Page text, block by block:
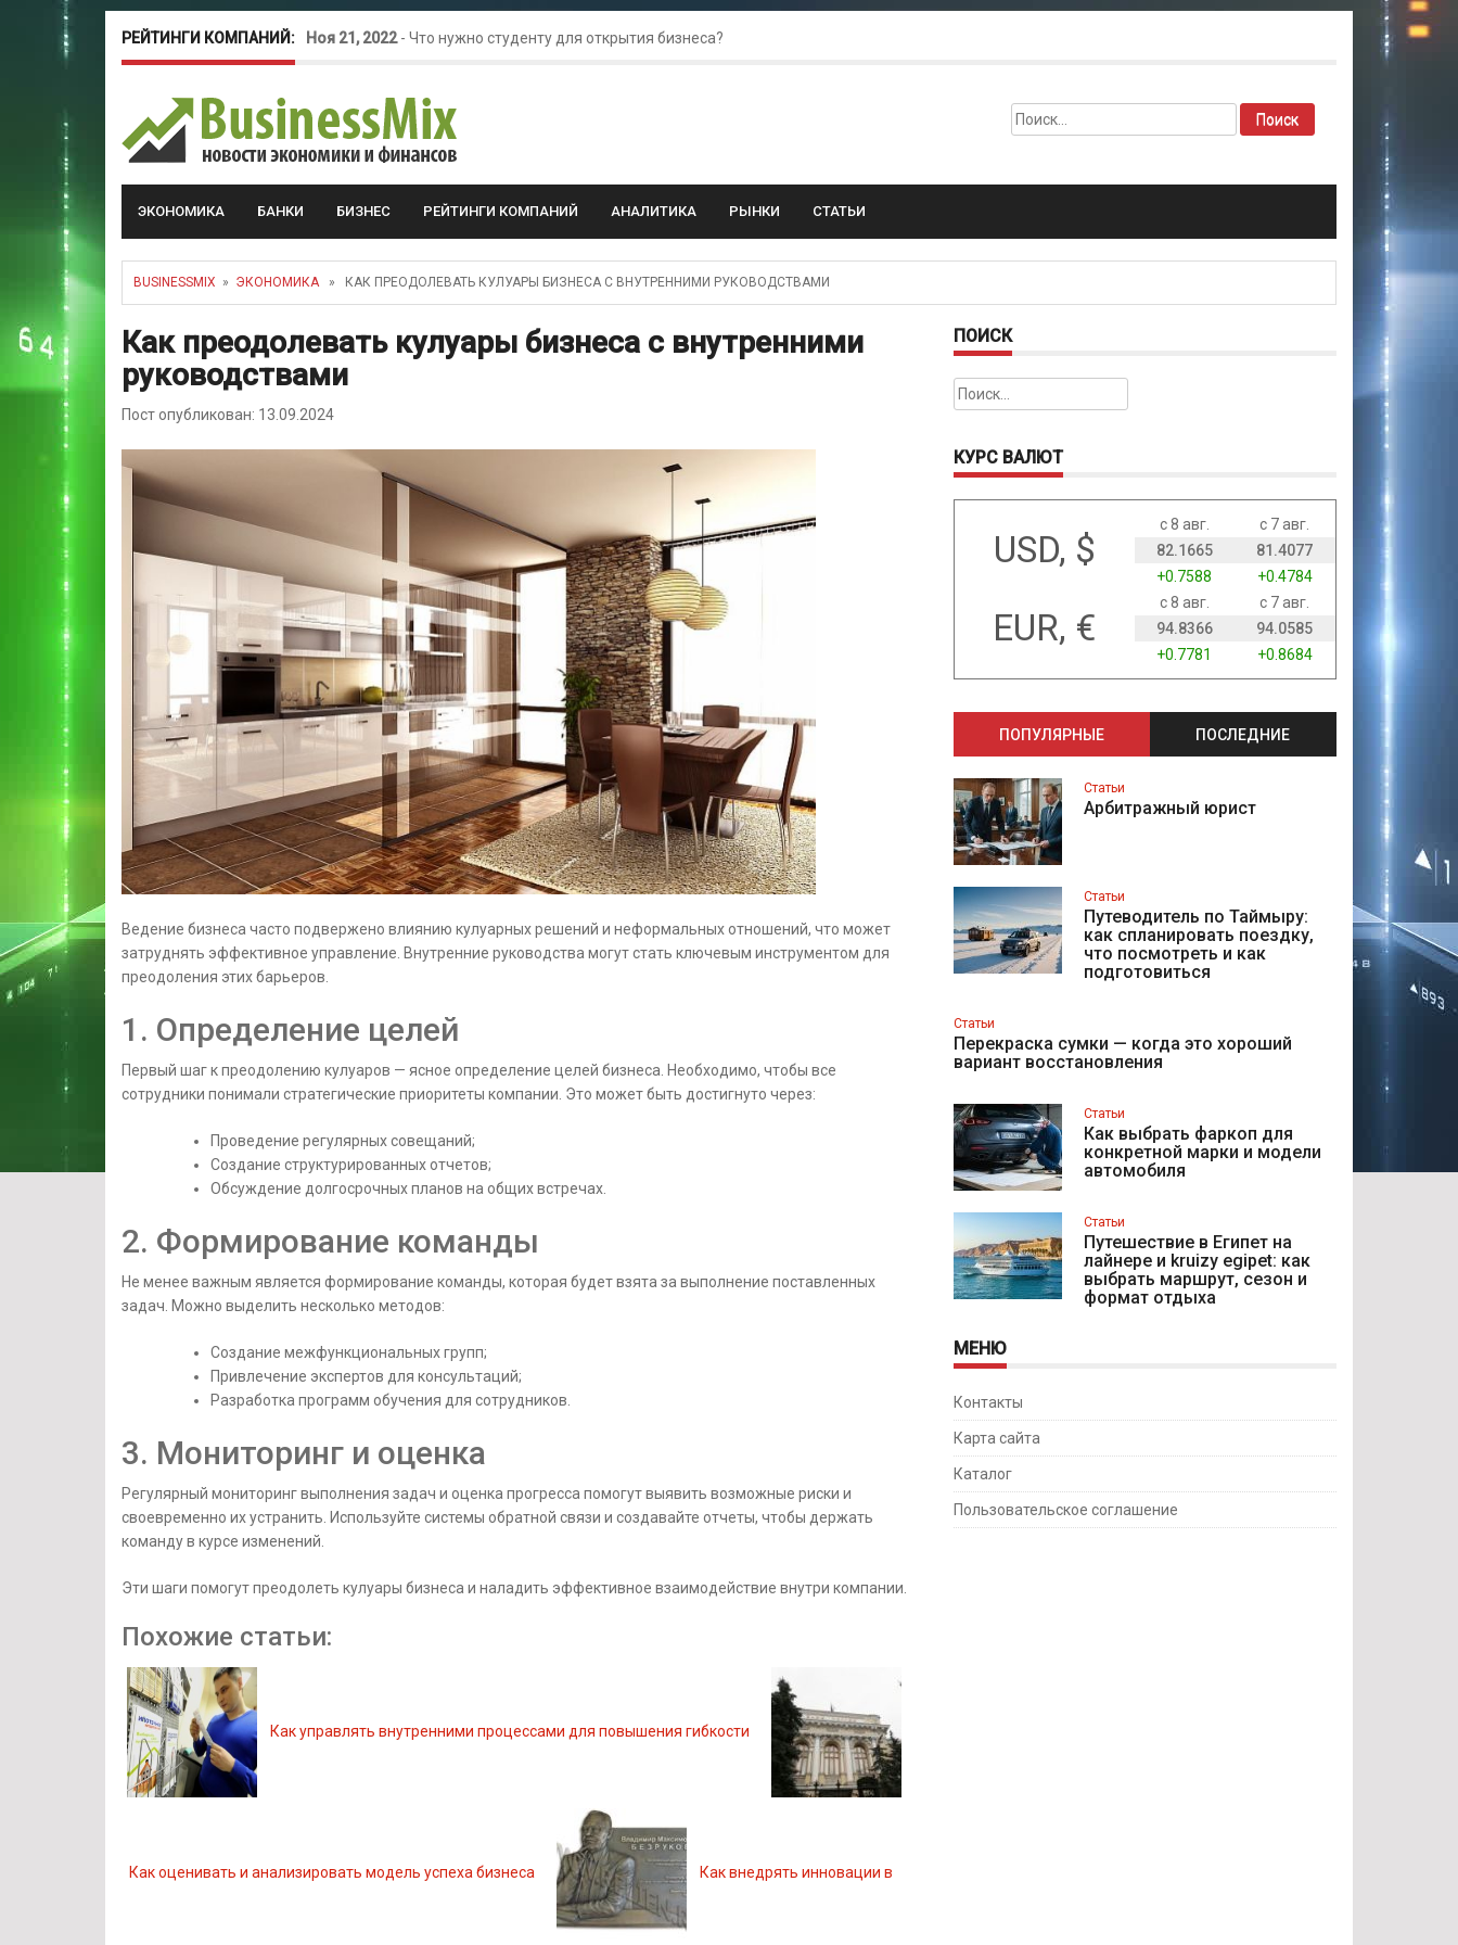
РЕЙТИНГИ КОМПАНИЙ: Ноя 21, 2022- Что нужно студенту для открытия бизнеса?
Май 16, 2022-Курсовые колебания: как защитить свой бизнес?
Найти:
ЭКОНОМИКА БАНКИ БИЗНЕС РЕЙТИНГИ КОМПАНИЙ АНАЛИТИКА РЫНКИ СТАТЬИ
BUSINESSMIX » ЭКОНОМИКА» КАК ПРЕОДОЛЕВАТЬ КУЛУАРЫ БИЗНЕСА С ВНУТРЕННИМИ РУКОВОДСТВАМИ
Как преодолевать кулуары бизнеса с внутренними
руководствами
Пост опубликован: 13.09.2024
Ведение бизнеса часто подвержено влиянию кулуарных решений и неформальных отношений, что может
затруднять эффективное управление. Внутренние руководства могут стать ключевым инструментом для
преодоления этих барьеров.
1. Определение целей
Первый шаг к преодолению кулуаров — ясное определение целей бизнеса. Необходимо, чтобы все
сотрудники понимали стратегические приоритеты компании. Это может быть достигнуто через:
Проведение регулярных совещаний;
Создание структурированных отчетов;
Обсуждение долгосрочных планов на общих встречах.
2. Формирование команды
Не менее важным является формирование команды, которая будет взята за выполнение поставленных
задач. Можно выделить несколько методов:
Создание межфункциональных групп;
Привлечение экспертов для консультаций;
Разработка программ обучения для сотрудников.
3. Мониторинг и оценка
Регулярный мониторинг выполнения задач и оценка прогресса помогут выявить возможные риски и
своевременно их устранить. Используйте системы обратной связи и создавайте отчеты, чтобы держать
команду в курсе изменений.
Эти шаги помогут преодолеть кулуары бизнеса и наладить эффективное взаимодействие внутри компании.
Похожие статьи:
Как управлять внутренними процессами для повышения гибкости
Как оценивать и анализировать модель успеха бизнеса Как внедрять инновации в
ПОИСК
Найти:
КУРС ВАЛЮТ
USD, $
с 8 авг.
с 7 авг.
82.1665
81.4077
+0.7588
+0.4784
EUR, €
с 8 авг.
с 7 авг.
94.8366
94.0585
+0.7781
+0.8684
ПОПУЛЯРНЫЕ ПОСЛЕДНИЕ
Статьи
Арбитражный юрист
Статьи
Путеводитель по Таймыру:
как спланировать поездку,
что посмотреть и как
подготовиться
Статьи
Перекраска сумки — когда это хороший
вариант восстановления
Статьи
Как выбрать фаркоп для
конкретной марки и модели
автомобиля
Статьи
Путешествие в Египет на
лайнере и kruizy egipet: как
выбрать маршрут, сезон и
формат отдыха
МЕНЮ
Контакты
Карта сайта
Каталог
Пользовательское соглашение